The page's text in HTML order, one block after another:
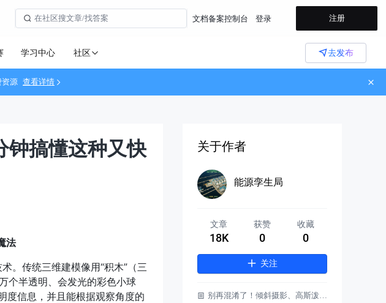
文档备案控制台 登录 注册
学习中心 社区 去发布
资源 查看详情
钟搞懂这种又快
法
。传统三维建模像用“积木”（三
个半透明、会发光的彩色小球
度信息，并且能根据观察角度的
关于作者
能源孪生局
文章
18K
获赞
0
收藏
0
关注
别再混淆了！倾斜摄影、高斯泼溅（3DGS）、点云、数字孪生……一文看懂四大3D概念的“家族关系